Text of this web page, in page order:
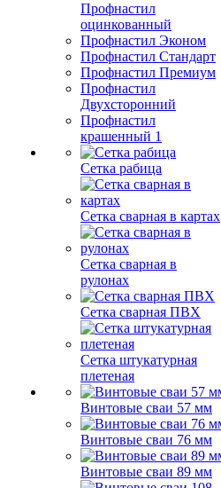
Профнастил
оцинкованный
Профнастил Эконом
Профнастил Стандарт
Профнастил Премиум
Профнастил
Двухсторонний
Профнастил
крашенный 1
Сетка рабица
Сетка сварная в картах
Сетка сварная в
рулонах
Сетка сварная ПВХ
Сетка штукатурная
плетеная
Винтовые сваи 57 мм
Винтовые сваи 76 мм
Винтовые сваи 89 мм